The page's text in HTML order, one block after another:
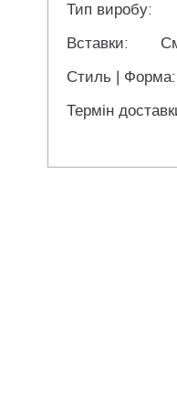
Тип виробу:
Вставки:
Стиль | Форма:
Термін